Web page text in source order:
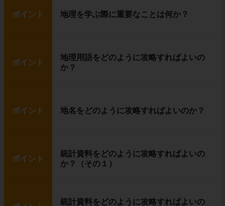
答え
ポイント 地理を学ぶ際に重要なことは何か？
ポイント
地理用語をどのように攻略すればよいの
か？
ポイント 地名をどのように攻略すればよいのか？
ポイント
統計資料をどのように攻略すればよいの
か？（その１）
統計資料をどのように攻略すればよいの